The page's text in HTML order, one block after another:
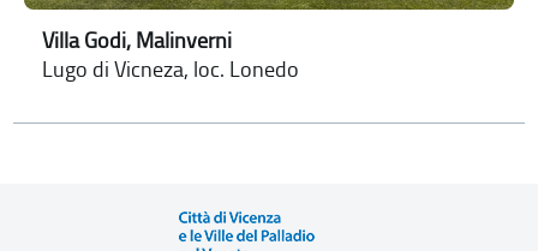
Villa Godi, Malinverni
Lugo di Vicneza, loc. Lonedo